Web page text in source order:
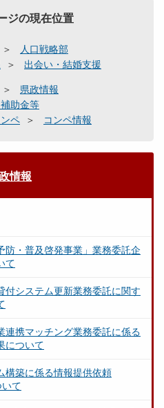
ジの現在位置
人口戦略部
出会い・結婚支援
県政情報
助金等
ペ
コンペ情報
情報
防・普及啓発事業」業務委託企
て
付システム更新業務委託に関す
連携マッチング業務委託に係る
について
構築に係る情報提供依頼
いて